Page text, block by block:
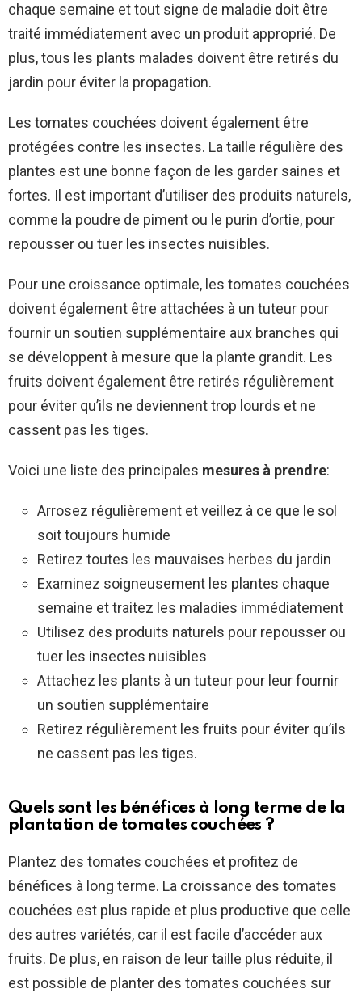
chaque semaine et tout signe de maladie doit être
traité immédiatement avec un produit approprié. De
plus, tous les plants malades doivent être retirés du
jardin pour éviter la propagation.
Les tomates couchées doivent également être
protégées contre les insectes. La taille régulière des
plantes est une bonne façon de les garder saines et
fortes. Il est important d’utiliser des produits naturels,
comme la poudre de piment ou le purin d’ortie, pour
repousser ou tuer les insectes nuisibles.
Pour une croissance optimale, les tomates couchées
doivent également être attachées à un tuteur pour
fournir un soutien supplémentaire aux branches qui
se développent à mesure que la plante grandit. Les
fruits doivent également être retirés régulièrement
pour éviter qu’ils ne deviennent trop lourds et ne
cassent pas les tiges.
Voici une liste des principales mesures à prendre:
Arrosez régulièrement et veillez à ce que le sol
soit toujours humide
Retirez toutes les mauvaises herbes du jardin
Examinez soigneusement les plantes chaque
semaine et traitez les maladies immédiatement
Utilisez des produits naturels pour repousser ou
tuer les insectes nuisibles
Attachez les plants à un tuteur pour leur fournir
un soutien supplémentaire
Retirez régulièrement les fruits pour éviter qu’ils
ne cassent pas les tiges.
Quels sont les bénéfices à long terme de la
plantation de tomates couchées ?
Plantez des tomates couchées et profitez de
bénéfices à long terme. La croissance des tomates
couchées est plus rapide et plus productive que celle
des autres variétés, car il est facile d’accéder aux
fruits. De plus, en raison de leur taille plus réduite, il
est possible de planter des tomates couchées sur